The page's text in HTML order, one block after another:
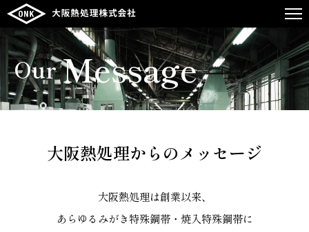
OurMessage
大阪熱処理からのメッセージ
大阪熱処理は創業以来、
あらゆるみがき特殊鋼帯・焼入特殊鋼帯に